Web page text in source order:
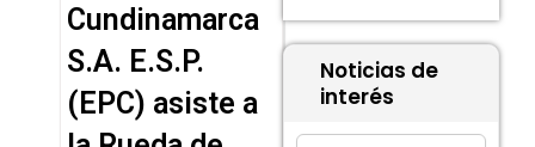
Cundinamarca
S.A. E.S.P.
(EPC) asiste a
Noticias de
interés